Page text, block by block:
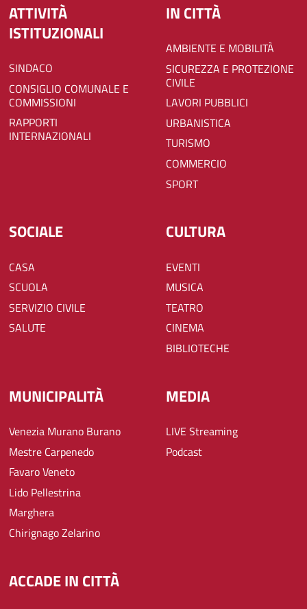
ATTIVITÀ
ISTITUZIONALI
SINDACO
CONSIGLIO COMUNALE E
COMMISSIONI
RAPPORTI
INTERNAZIONALI
IN CITTÀ
AMBIENTE E MOBILITÀ
SICUREZZA E PROTEZIONE
CIVILE
LAVORI PUBBLICI
URBANISTICA
TURISMO
COMMERCIO
SPORT
SOCIALE
CASA
SCUOLA
SERVIZIO CIVILE
SALUTE
CULTURA
EVENTI
MUSICA
TEATRO
CINEMA
BIBLIOTECHE
MUNICIPALITÀ
Venezia Murano Burano
Mestre Carpenedo
Favaro Veneto
Lido Pellestrina
Marghera
Chirignago Zelarino
MEDIA
LIVE Streaming
Podcast
ACCADE IN CITTÀ